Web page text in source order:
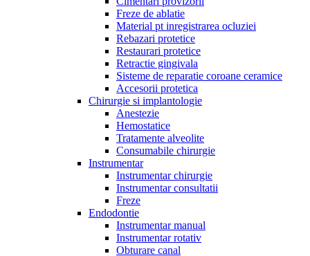
Freze de ablatie
Material pt inregistrarea ocluziei
Rebazari protetice
Restaurari protetice
Retractie gingivala
Sisteme de reparatie coroane ceramice
Accesorii protetica
Chirurgie si implantologie
Anestezie
Hemostatice
Tratamente alveolite
Consumabile chirurgie
Instrumentar
Instrumentar chirurgie
Instrumentar consultatii
Freze
Endodontie
Instrumentar manual
Instrumentar rotativ
Obturare canal